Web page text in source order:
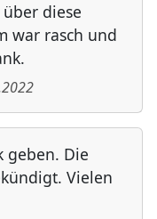
diese
war rasch und
geben. Die
Vielen